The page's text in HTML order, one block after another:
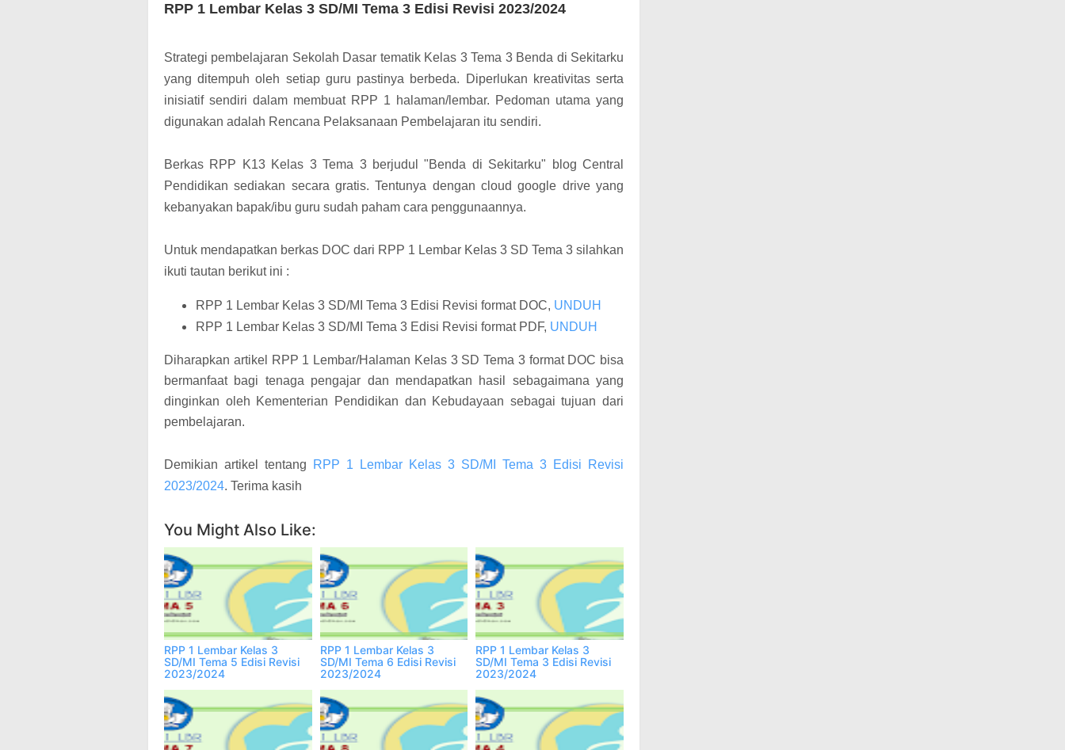
RPP 1 Lembar Kelas 3 SD/MI Tema 3 Edisi Revisi 2023/2024
Strategi pembelajaran Sekolah Dasar tematik Kelas 3 Tema 3 Benda di Sekitarku
yang ditempuh oleh setiap guru pastinya berbeda. Diperlukan kreativitas serta
inisiatif sendiri dalam membuat RPP 1 halaman/lembar. Pedoman utama yang
digunakan adalah Rencana Pelaksanaan Pembelajaran itu sendiri.
Berkas RPP K13 Kelas 3 Tema 3 berjudul "Benda di Sekitarku" blog Central
Pendidikan sediakan secara gratis. Tentunya dengan cloud google drive yang
kebanyakan bapak/ibu guru sudah paham cara penggunaannya.
Untuk mendapatkan berkas DOC dari RPP 1 Lembar Kelas 3 SD Tema 3 silahkan
ikuti tautan berikut ini :
RPP 1 Lembar Kelas 3 SD/MI Tema 3 Edisi Revisi format DOC, UNDUH
RPP 1 Lembar Kelas 3 SD/MI Tema 3 Edisi Revisi format PDF, UNDUH
Diharapkan artikel RPP 1 Lembar/Halaman Kelas 3 SD Tema 3 format DOC bisa
bermanfaat bagi tenaga pengajar dan mendapatkan hasil sebagaimana yang
dinginkan oleh Kementerian Pendidikan dan Kebudayaan sebagai tujuan dari
pembelajaran.
Demikian artikel tentang
RPP 1 Lembar Kelas 3 SD/MI Tema 3 Edisi Revisi
2023/2024. Terima kasih
You Might Also Like:
RPP 1 Lembar Kelas 3
SD/MI Tema 5 Edisi Revisi
2023/2024
RPP 1 Lembar Kelas 3
SD/MI Tema 6 Edisi Revisi
2023/2024
RPP 1 Lembar Kelas 3
SD/MI Tema 3 Edisi Revisi
2023/2024